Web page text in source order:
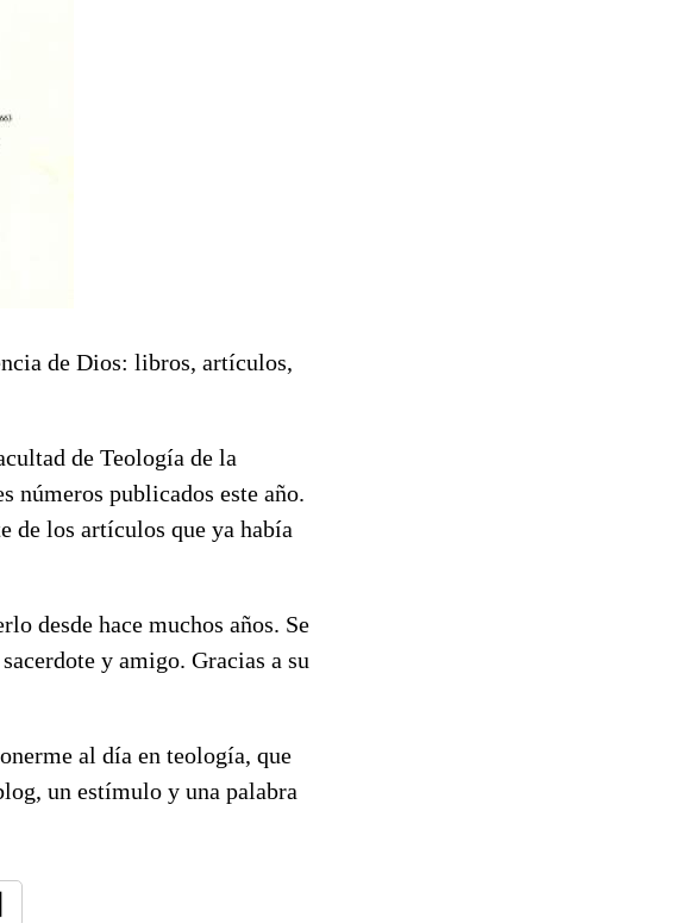
de Dios: libros, artículos,
de Teología de la
números publicados este año.
de los artículos que ya había
desde hace muchos años. Se
y amigo. Gracias a su
al día en teología, que
un estímulo y una palabra